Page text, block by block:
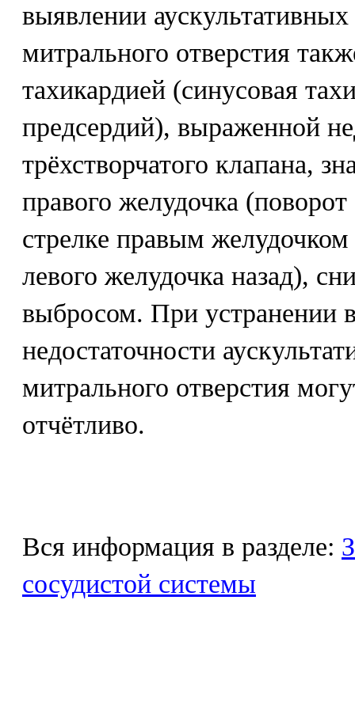
выявлении аускультативных
митрального отверстия
тахикардией (синусовая
предсердий), выраженной
трёхстворчатого клапана,
правого желудочка
стрелке правым
левого желудочка назад),
выбросом. При устранении
недостаточности
митрального отверстия
отчётливо.
Вся информация в разделе:
сосудистой системы